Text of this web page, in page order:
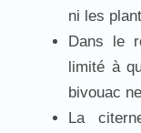
ni les
Dans le
limité à
bivouac
La